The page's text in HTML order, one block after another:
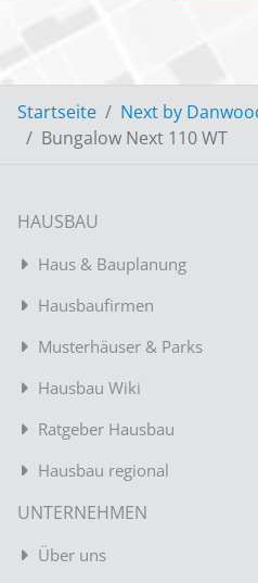
Startseite
Next by
Bungalow Next 110 WT
HAUSBAU
Haus & Bauplanung
Hausbaufirmen
Musterhäuser & Parks
Hausbau Wiki
Ratgeber Hausbau
Hausbau regional
UNTERNEHMEN
Über uns